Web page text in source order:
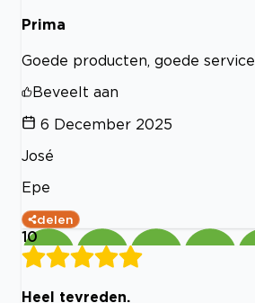
Prima
Goede producten, goede service
Beveelt aan
6 December 2025
José
Epe
delen
10
Heel tevreden.